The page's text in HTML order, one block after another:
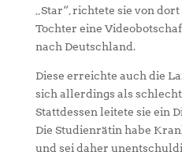
„Star“, richtete sie von
Tochter eine
nach Deutschland.
Diese erreichte auch die
sich allerdings als
Stattdessen leitete sie ein
Die Studienrätin habe
und sei daher